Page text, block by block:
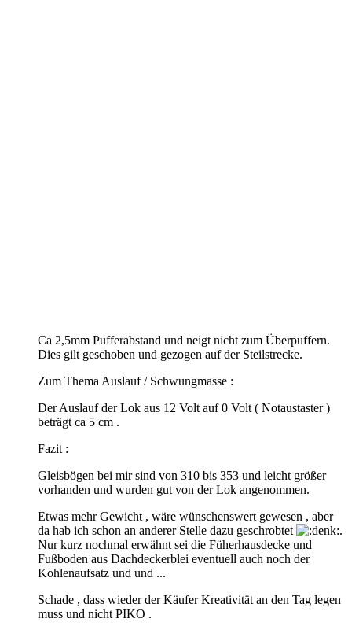
Ca 2,5mm Pufferabstand und neigt nicht zum Überpuffern.
Dies gilt geschoben und gezogen auf der Steilstrecke.
Zum Thema Auslauf / Schwungmasse :
Der Auslauf der Lok aus 12 Volt auf 0 Volt ( Notaustaster )
beträgt ca 5 cm .
Fazit :
Gleisbögen bei mir sind von 310 bis 353 und leicht größer
vorhanden und wurden gut von der Lok angenommen.
Etwas mehr Gewicht , wäre wünschenswert gewesen , aber
da hab ich schon an anderer Stelle dazu geschrobtet
.
Nur kurz nochmal erwähnt sei die Füherhausdecke und
Fußboden aus Dachdeckerblei eventuell auch noch der
Kohlenaufsatz und und ...
Schade , dass wieder der Käufer Kreativität an den Tag legen
muss und nicht PIKO .